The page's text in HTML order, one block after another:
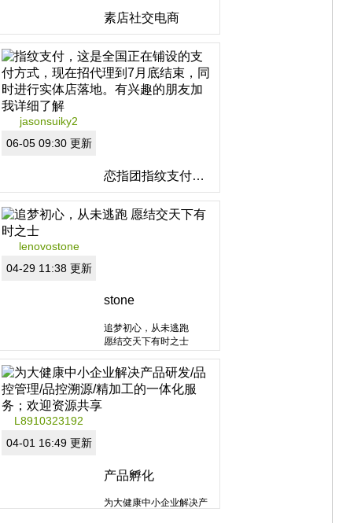
素店社交电商
不管你做什么，都要有客
户！如何通过社群去裂
变，让你的团队和客户快
速倍增，我们有一套行之
有效的方法。免费进群实
jasonsuiky2
06-05 09:30 更新
恋指团指纹支付招代理
指纹支付，这是全国正在
铺设的支付方式，现在招
区域：广东省
lenovostone
04-29 11:38 更新
stone
追梦初心，从未逃跑
愿结交天下有时之士
L8910323192
04-01 16:49 更新
产品孵化
为大健康中小企业解决产